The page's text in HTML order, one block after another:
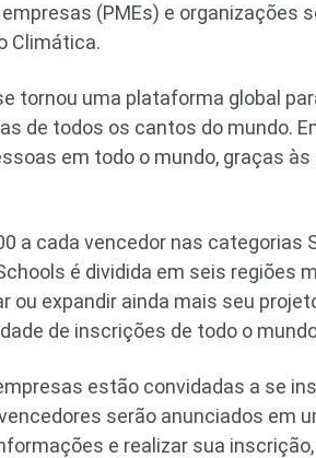
(PMEs) e organizações
Climática.
tornou uma plataforma global
de todos os cantos do mundo.
em todo o mundo, graças
a cada vencedor nas categorias
é dividida em seis regiões
ou expandir ainda mais seu
de inscrições de todo o
estão convidadas a se
serão anunciados em
e realizar sua inscrição,